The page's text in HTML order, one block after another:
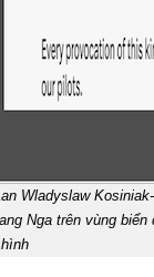
Wladyslaw
Nga trên vùng